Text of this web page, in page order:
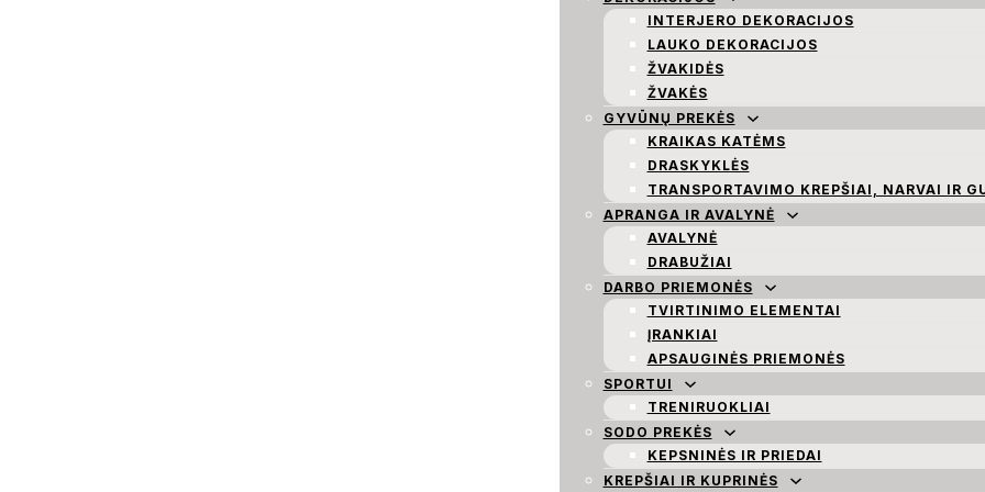
INTERJERO DEKORACIJOS
LAUKO DEKORACIJOS
ŽVAKIDĖS
ŽVAKĖS
GYVŪNŲ PREKĖS
KRAIKAS KATĖMS
DRASKYKLĖS
TRANSPORTAVIMO KREPŠIAI, NARVAI IR
APRANGA IR AVALYNĖ
AVALYNĖ
DRABUŽIAI
DARBO PRIEMONĖS
TVIRTINIMO ELEMENTAI
ĮRANKIAI
APSAUGINĖS PRIEMONĖS
SPORTUI
TRENIRUOKLIAI
SODO PREKĖS
KEPSNINĖS IR PRIEDAI
KREPŠIAI IR KUPRINĖS